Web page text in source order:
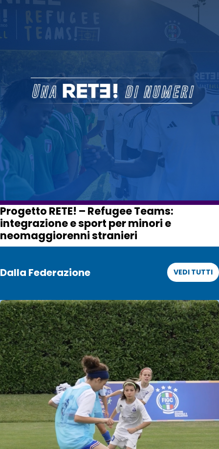
Progetto RETE! – Refugee Teams:
integrazione e sport per minori e
neomaggiorenni stranieri
Dalla Federazione VEDI TUTTI